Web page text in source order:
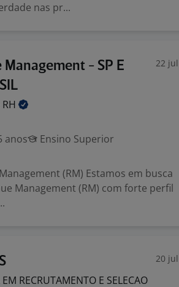
nas pr...
- SP E
22 jul
RH
anos
Ensino Superior
(RM) Estamos em busca
Management (RM) com forte perfil
20 jul
RECRUTAMENTO E SELECAO